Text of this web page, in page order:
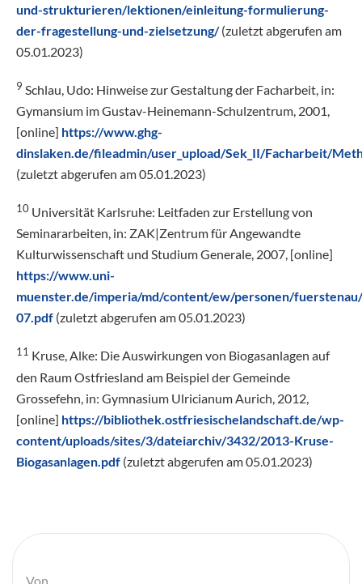
und-strukturieren/lektionen/einleitung-formulierung-
der-fragestellung-und-zielsetzung/(zuletzt abgerufen am
05.01.2023)
9 Schlau, Udo: Hinweise zur Gestaltung der Facharbeit, in:
Gymansium im Gustav-Heinemann-Schulzentrum, 2001,
[online] https://www.ghg-
dinslaken.de/fileadmin/user_upload/Sek_II/Facharbeit/
(zuletzt abgerufen am 05.01.2023)
10 Universität Karlsruhe: Leitfaden zur Erstellung von
Seminararbeiten, in: ZAK|Zentrum für Angewandte
Kulturwissenschaft und Studium Generale, 2007, [online]
https://www.uni-
muenster.de/imperia/md/content/ew/personen/
07.pdf (zuletzt abgerufen am 05.01.2023)
11 Kruse, Alke: Die Auswirkungen von Biogasanlagen auf
den Raum Ostfriesland am Beispiel der Gemeinde
Grossefehn, in: Gymnasium Ulricianum Aurich, 2012,
[online] https://bibliothek.ostfriesischelandschaft.de/wp-
content/uploads/sites/3/dateiarchiv/3432/2013-Kruse-
Biogasanlagen.pdf (zuletzt abgerufen am 05.01.2023)
Von